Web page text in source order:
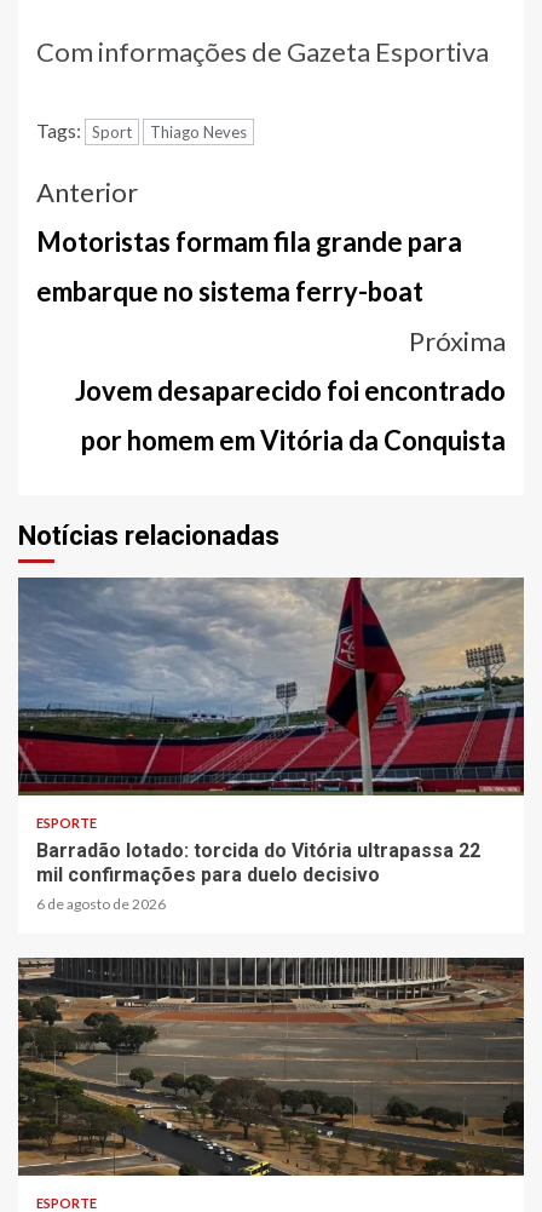
Com informações de Gazeta Esportiva
Tags: Sport Thiago Neves
Navegação
entre
notícias
Anterior
Motoristas formam fila grande para
embarque no sistema ferry-boat
Próxima
Jovem desaparecido foi encontrado
por homem em Vitória da Conquista
Notícias relacionadas
3 min read
ESPORTE
Barradão lotado: torcida do Vitória ultrapassa 22
mil confirmações para duelo decisivo
6 de agosto de 2026
2 min read
ESPORTE